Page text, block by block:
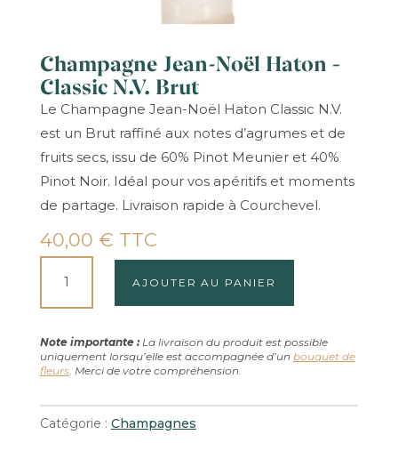
Champagne Jean-Noël Haton –
Classic N.V. Brut
Le Champagne Jean-Noël Haton Classic N.V.
est un Brut raffiné aux notes d’agrumes et de
fruits secs, issu de 60% Pinot Meunier et 40%
Pinot Noir. Idéal pour vos apéritifs et moments
de partage. Livraison rapide à Courchevel.
40,00 € TTC
JEAN-
NOËL
AJOUTER AU PANIER
Note importante :La livraison du produit est possible
uniquement lorsqu’elle est accompagnée d’un bouquet de
fleurs. Merci de votre compréhension.
Catégorie : Champagnes